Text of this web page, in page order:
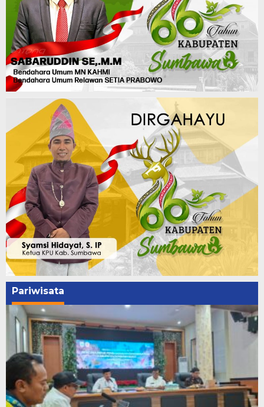
Pariwisata